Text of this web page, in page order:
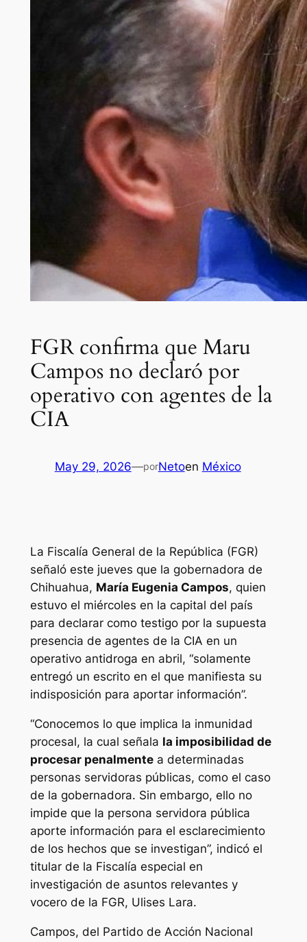
FGR confirma que Maru
Campos no declaró por
operativo con agentes de la
CIA
May 29, 2026—porNetoen México
La Fiscalía General de la República (FGR)
señaló este jueves que la gobernadora de
Chihuahua, María Eugenia Campos, quien
estuvo el miércoles en la capital del país
para declarar como testigo por la supuesta
presencia de agentes de la CIA en un
operativo antidroga en abril, “solamente
entregó un escrito en el que manifiesta su
indisposición para aportar información”.
“Conocemos lo que implica la inmunidad
procesal, la cual señala la imposibilidad de
procesar penalmentea determinadas
personas servidoras públicas, como el caso
de la gobernadora. Sin embargo, ello no
impide que la persona servidora pública
aporte información para el esclarecimiento
de los hechos que se investigan”, indicó el
titular de la Fiscalía especial en
investigación de asuntos relevantes y
vocero de la FGR, Ulises Lara.
Campos, del Partido de Acción Nacional